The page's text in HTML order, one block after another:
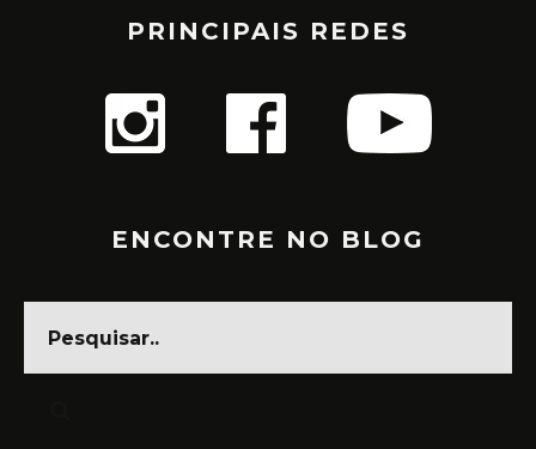
PRINCIPAIS REDES
ENCONTRE NO BLOG